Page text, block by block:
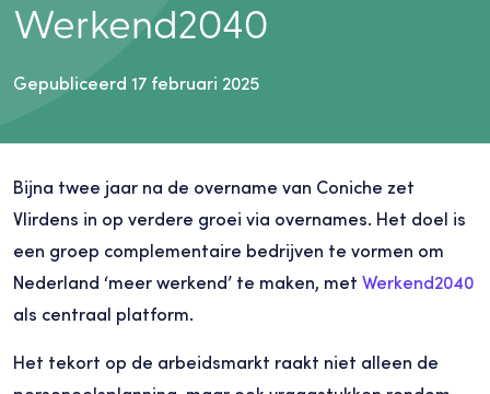
Werkend2040
Gepubliceerd 17 februari 2025
Bijna twee jaar na de overname van Coniche zet
Vlirdens in op verdere groei via overnames. Het doel is
een groep complementaire bedrijven te vormen om
Nederland ‘meer werkend’ te maken, met Werkend2040
als centraal platform.
Het tekort op de arbeidsmarkt raakt niet alleen de